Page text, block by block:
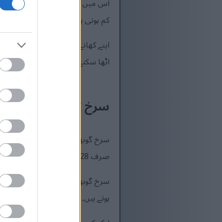
کم ہوتی ہیں لیکن غذائیت زیادہ ہوتی
اپنے کھانے میں سرخ گوبھی شامل
اٹھا سکتے ہیں۔ یہ ایک صحت مند
سرخ گوبھی کا
صرف 28 کیلوریز ہوتی ہیں۔ اس میں اہم اجزاء بھی ہیں جو آپ کو صحت مند رکھنے میں مدد کرتے ہیں۔
سرخ گوبھی کے غذائیت کے یہ
ہوتے ہیں۔